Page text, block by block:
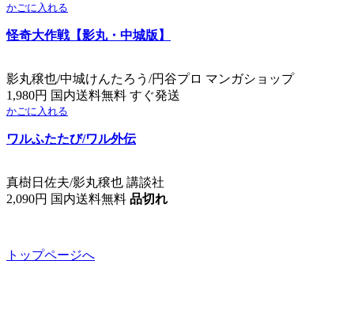
かごに入れる
怪奇大作戦【影丸・中城版】
影丸穣也/中城けんたろう/円谷プロ マンガショップ
1,980円 国内送料無料 すぐ発送
かごに入れる
ワルふたたび/ワル外伝
真樹日佐夫/影丸穣也 講談社
2,090円 国内送料無料 品切れ
トップページへ